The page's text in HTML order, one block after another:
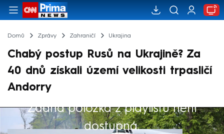
Domů Zprávy Zahraničí Ukrajina
Chabý postup Rusů na Ukrajině? Za
40 dnů získali území velikosti trpasličí
Andorry
Žádná položka z playlistu není
dostupná.
Výběr redakce